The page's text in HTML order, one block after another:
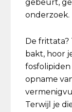
gebeurt,
onderzoek.
De frittata?
bakt, hoor
opname
Terwijl je